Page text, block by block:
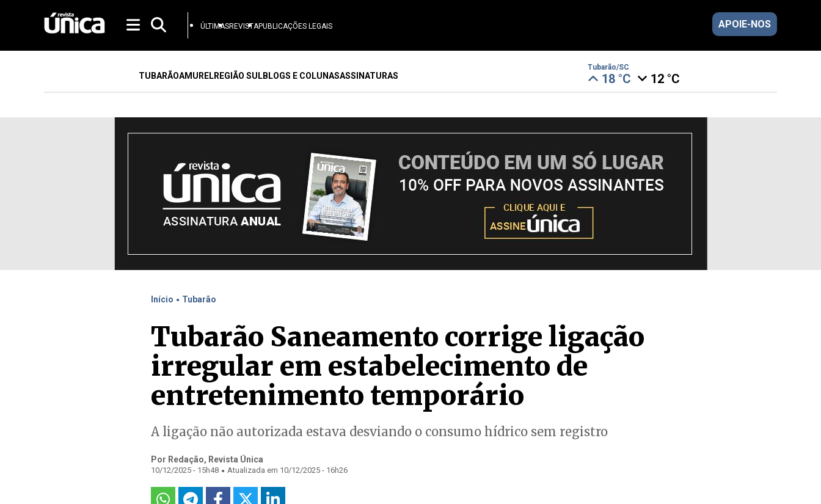
ÚLTIMASREVISTAPUBLICAÇÕES LEGAIS APOIE-NOS
TUBARÃOAMURELREGIÃO SULBLOGS E COLUNASASSINATURAS
Tubarão/SC
18 °C 12 °C
Início . Tubarão
Tubarão Saneamento corrige ligação
irregular em estabelecimento de
entretenimento temporário
A ligação não autorizada estava desviando o consumo hídrico sem registro
Por Redação, Revista Única
10/12/2025 - 15h48 . Atualizada em 10/12/2025 - 16h26